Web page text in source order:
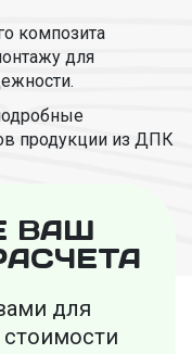
композита
для
продукции из ДПК
ВАШ
для
стоимости